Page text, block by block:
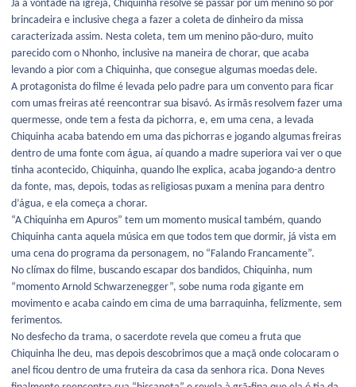
Já à vontade na igreja, Chiquinha resolve se passar por um menino só por
brincadeira e inclusive chega a fazer a coleta de dinheiro da missa
caracterizada assim. Nesta coleta, tem um menino pão-duro, muito
parecido com o Nhonho, inclusive na maneira de chorar, que acaba
levando a pior com a Chiquinha, que consegue algumas moedas dele.
A protagonista do filme é levada pelo padre para um convento para ficar
com umas freiras até reencontrar sua bisavó. As irmãs resolvem fazer uma
quermesse, onde tem a festa da pichorra, e, em uma cena, a levada
Chiquinha acaba batendo em uma das pichorras e jogando algumas freiras
dentro de uma fonte com água, aí quando a madre superiora vai ver o que
tinha acontecido, Chiquinha, quando lhe explica, acaba jogando-a dentro
da fonte, mas, depois, todas as religiosas puxam a menina para dentro
d’água, e ela começa a chorar.
“A Chiquinha em Apuros” tem um momento musical também, quando
Chiquinha canta aquela música em que todos tem que dormir, já vista em
uma cena do programa da personagem, no “Falando Francamente”.
No clímax do filme, buscando escapar dos bandidos, Chiquinha, num
“momento Arnold Schwarzenegger”, sobe numa roda gigante em
movimento e acaba caindo em cima de uma barraquinha, felizmente, sem
ferimentos.
No desfecho da trama, o sacerdote revela que comeu a fruta que
Chiquinha lhe deu, mas depois descobrimos que a maçã onde colocaram o
anel ficou dentro de uma fruteira da casa da senhora rica. Dona Neves